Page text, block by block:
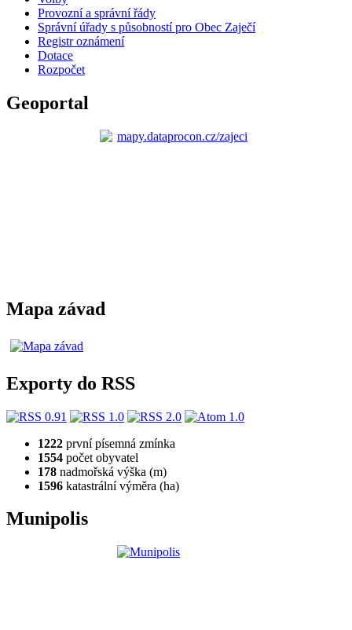
Provozní a správní řády
Správní úřady s působností pro Obec Zaječí
Registr oznámení
Dotace
Rozpočet
Geoportal
Mapa závad
Exporty do RSS
1222 první písemná zmínka
1554 počet obyvatel
178 nadmořská výška (m)
1596 katastrální výměra (ha)
Munipolis